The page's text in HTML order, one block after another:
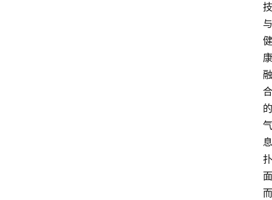
技
与
健
康
融
合
的
气
息
扑
面
而